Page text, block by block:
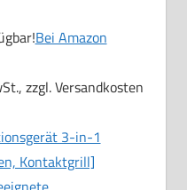
Bei Amazon
zzgl. Versandkosten